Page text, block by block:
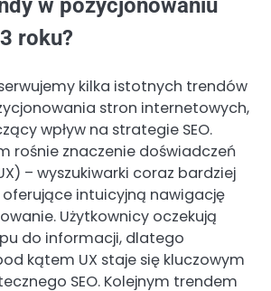
w pozycjonowaniu
roku?
kilka istotnych trendów
stron internetowych,
wpływ na strategie SEO.
rośnie znaczenie doświadczeń
– wyszukiwarki coraz bardziej
intuicyjną nawigację
Użytkownicy oczekują
do informacji, dlatego
kątem UX staje się kluczowym
SEO. Kolejnym trendem